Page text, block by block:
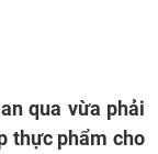
qua vừa phải
thực phẩm cho